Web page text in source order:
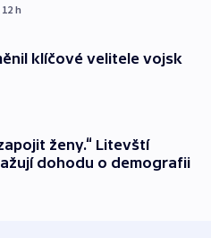
h
klíčové velitele vojsk
ženy.“ Litevští
dohodu o demografii